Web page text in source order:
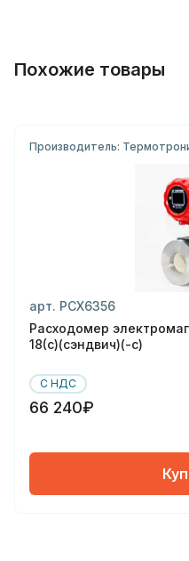
Похожие товары
Производитель:
арт. РСХ6356
Расходомер
18(с)(сэндвич)(-с)
С НДС
66 240₽